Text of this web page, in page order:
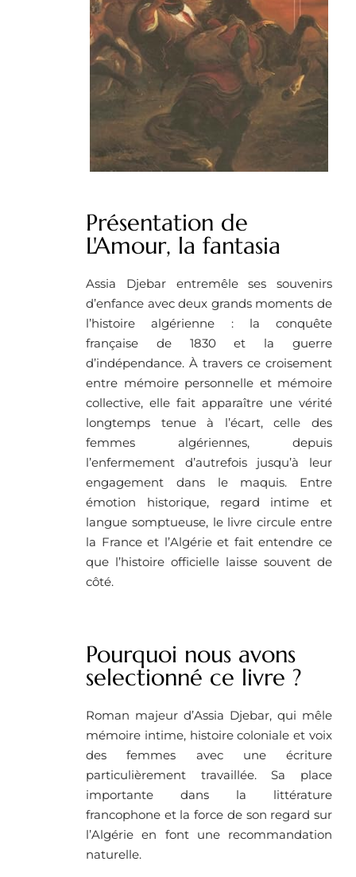
Présentation de
L'Amour, la fantasia
Assia Djebar entremêle ses souvenirs
d’enfance avec deux grands moments de
l’histoire algérienne : la conquête
française de 1830 et la guerre
d’indépendance. À travers ce croisement
entre mémoire personnelle et mémoire
collective, elle fait apparaître une vérité
longtemps tenue à l’écart, celle des
femmes algériennes, depuis
l’enfermement d’autrefois jusqu’à leur
engagement dans le maquis. Entre
émotion historique, regard intime et
langue somptueuse, le livre circule entre
la France et l’Algérie et fait entendre ce
que l’histoire officielle laisse souvent de
côté.
Pourquoi nous avons
selectionné ce livre ? ​
Roman majeur d’Assia Djebar, qui mêle
mémoire intime, histoire coloniale et voix
des femmes avec une écriture
particulièrement travaillée. Sa place
importante dans la littérature
francophone et la force de son regard sur
l’Algérie en font une recommandation
naturelle.